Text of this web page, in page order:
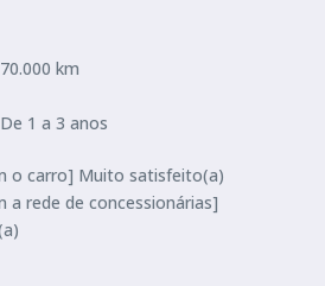
km
1 a 3 anos
o carro] Muito satisfeito(a)
a rede de concessionárias]